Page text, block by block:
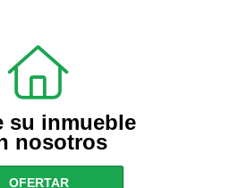
su inmueble
nosotros
OFERTAR